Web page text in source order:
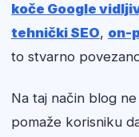
koče Google
tehnički SEO, on-
to stvarno
Na taj način blog
pomaže korisniku